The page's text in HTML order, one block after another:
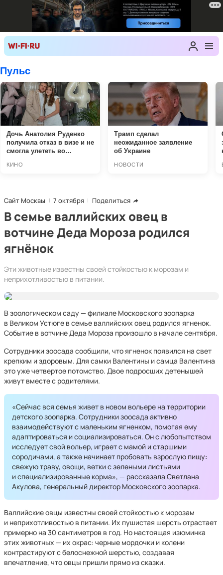
Сайт Москвы 7 октября Поделиться
В семье валлийских овец в
вотчине Деда Мороза родился
ягнёнок
Эти животные известны своей стойкостью к морозам и
неприхотливостью в питании.
В зоологическом саду — филиале Московского зоопарка
в Великом Устюге в семье валлийских овец родился ягненок.
Событие в вотчине Деда Мороза произошло в начале сентября.
Сотрудники зоосада сообщили, что ягненок появился на свет
крепким и здоровым. Для самки Валентины и самца Валентина
это уже четвертое потомство. Двое подросших детенышей
живут вместе с родителями.
«Сейчас вся семья живет в новом вольере на территории
детского зоопарка. Сотрудники зоосада активно
взаимодействуют с маленьким ягненком, помогая ему
адаптироваться и социализироваться. Он с любопытством
исследует свой вольер, играет с мамой и старшими
сородичами, а также начинает пробовать взрослую пищу:
свежую траву, овощи, ветки с зелеными листьями
и специализированные корма», — рассказала Светлана
Акулова, генеральный директор Московского зоопарка.
Валлийские овцы известны своей стойкостью к морозам
и неприхотливостью в питании. Их пушистая шерсть отрастает
примерно на 30 сантиметров в год. Но настоящая изюминка
этих животных — их окрас: черные мордочки и колени
контрастируют с белоснежной шерстью, создавая
впечатление, что овцы пришли прямо из сказки.